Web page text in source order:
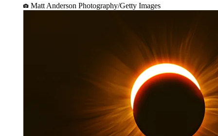
Matt Anderson Photography/Getty Images